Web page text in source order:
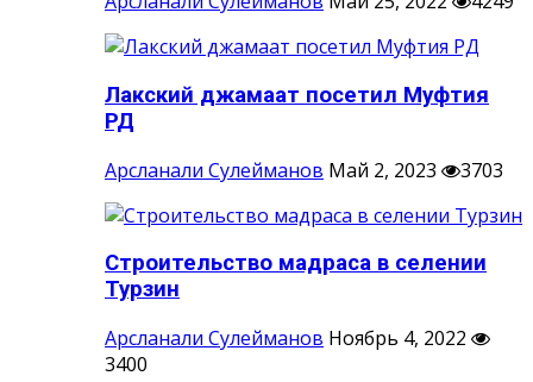
Лакский джамаат посетил Муфтия
РД
Арсланали Сулейманов Май 2, 2023 3703
Строительство мадраса в селении
Турзин
Арсланали Сулейманов Ноябрь 4, 2022
3400